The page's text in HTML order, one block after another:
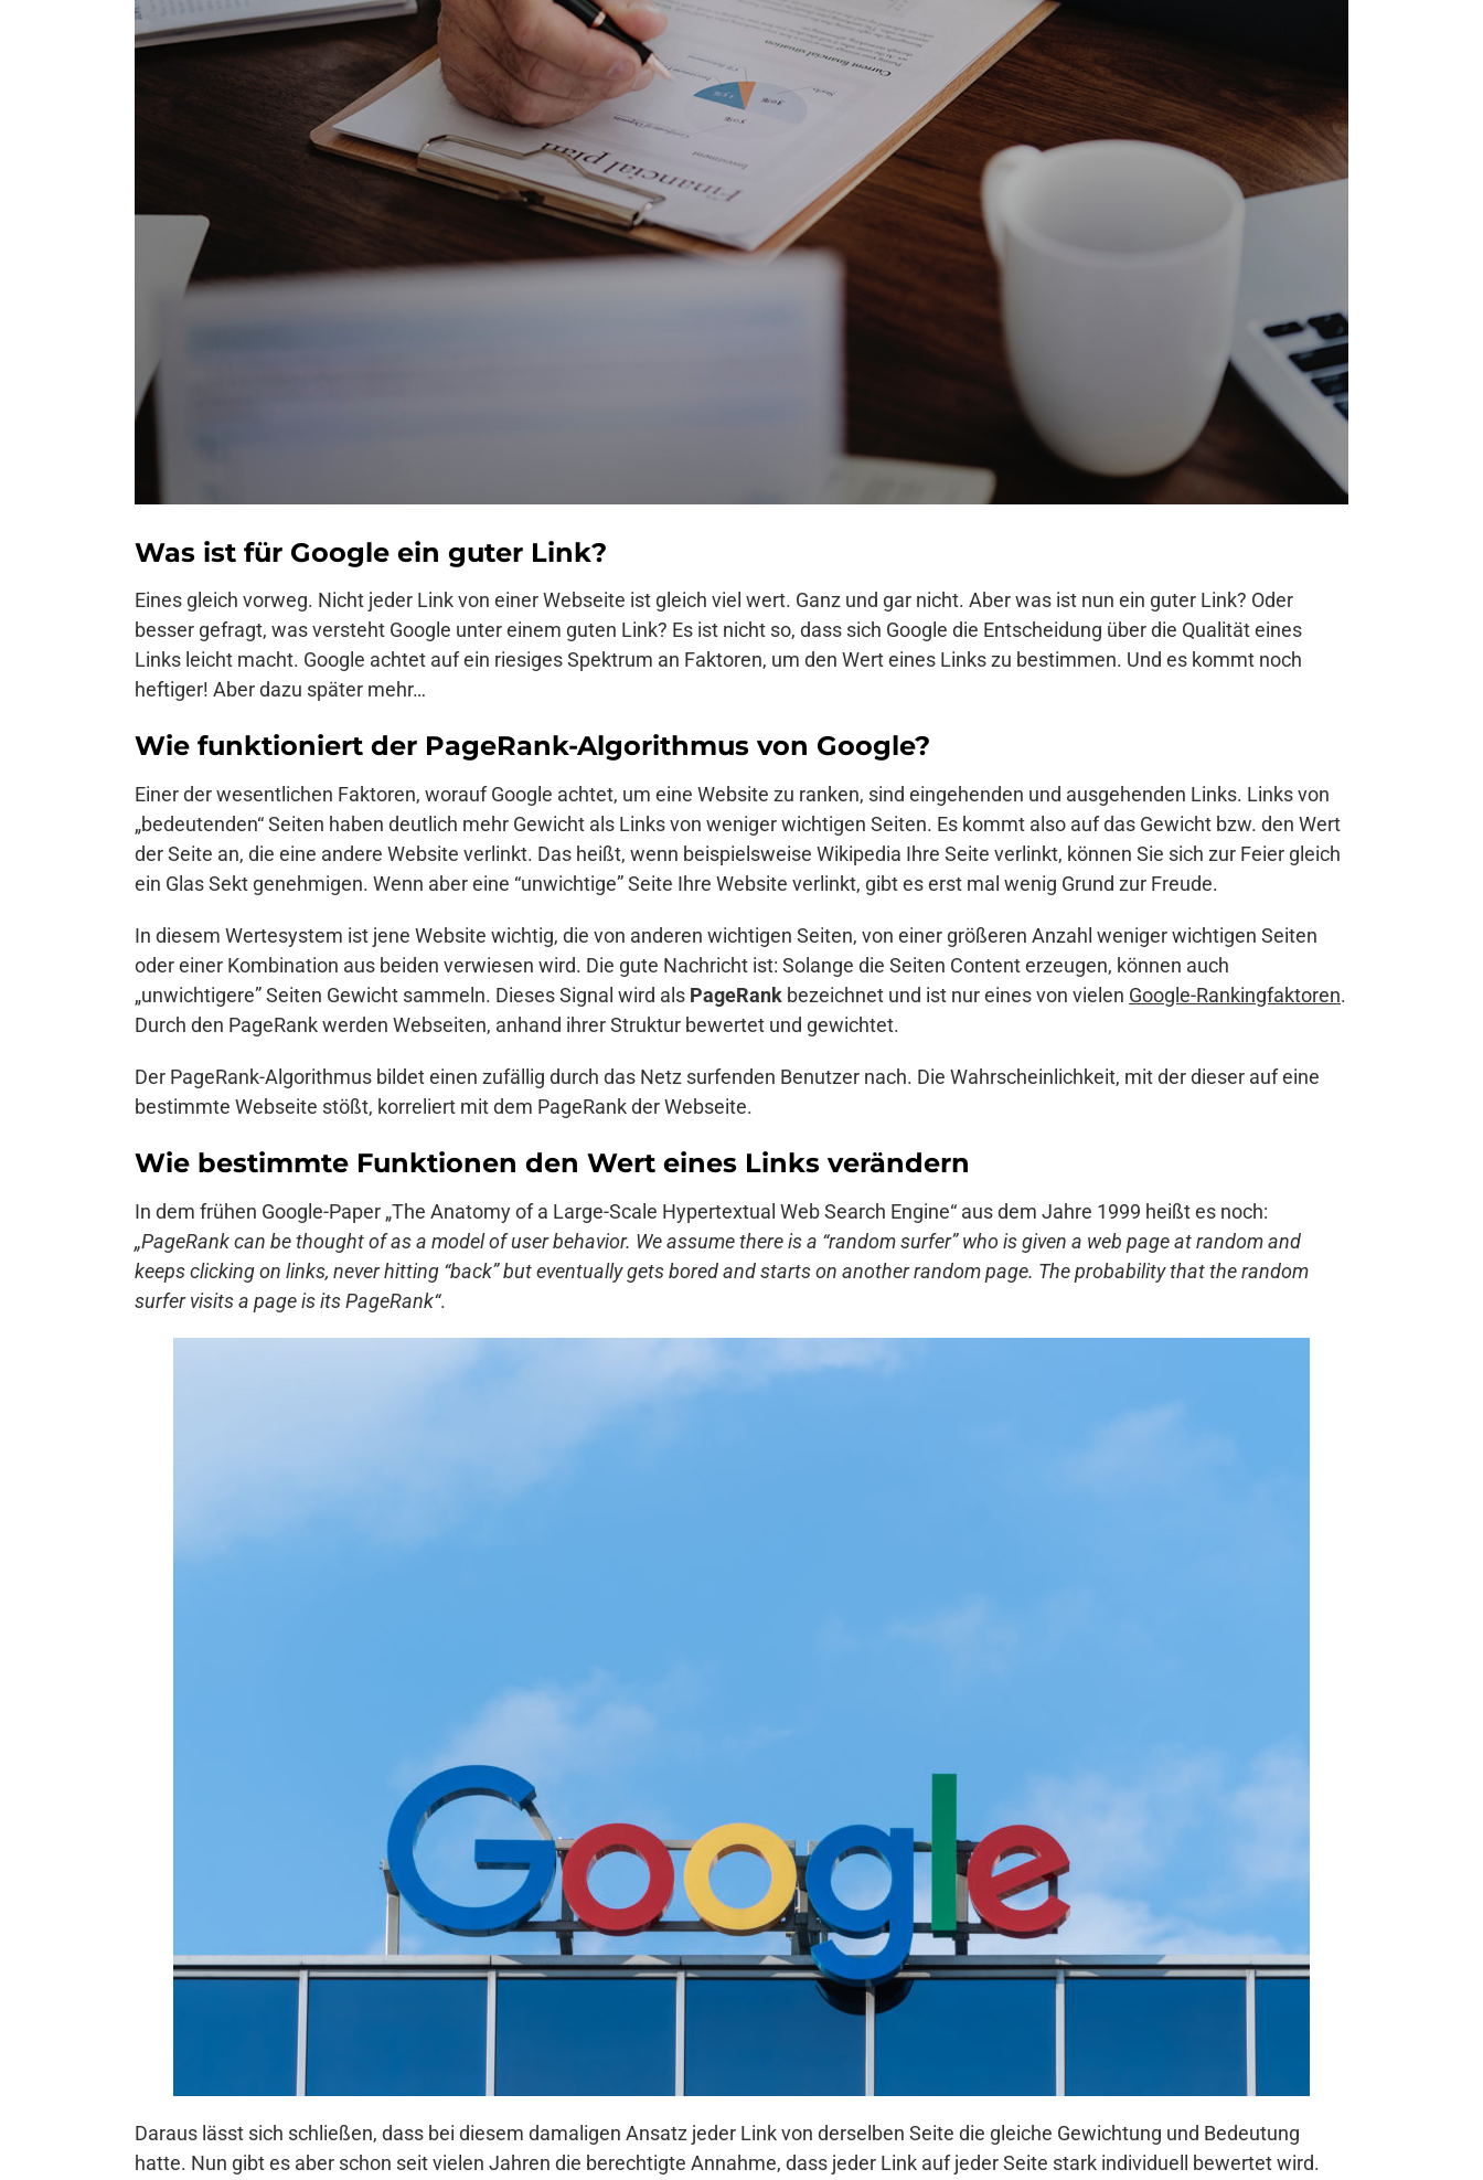
Was ist für Google ein guter Link?
Eines gleich vorweg. Nicht jeder Link von einer Webseite ist gleich viel wert. Ganz und gar nicht. Aber was ist nun ein guter Link? Oder
besser gefragt, was versteht Google unter einem guten Link? Es ist nicht so, dass sich Google die Entscheidung über die Qualität eines
Links leicht macht. Google achtet auf ein riesiges Spektrum an Faktoren, um den Wert eines Links zu bestimmen. Und es kommt noch
heftiger! Aber dazu später mehr…
Wie funktioniert der PageRank-Algorithmus von Google?
Einer der wesentlichen Faktoren, worauf Google achtet, um eine Website zu ranken, sind eingehenden und ausgehenden Links. Links von
„bedeutenden“ Seiten haben deutlich mehr Gewicht als Links von weniger wichtigen Seiten. Es kommt also auf das Gewicht bzw. den Wert
der Seite an, die eine andere Website verlinkt. Das heißt, wenn beispielsweise Wikipedia Ihre Seite verlinkt, können Sie sich zur Feier gleich
ein Glas Sekt genehmigen. Wenn aber eine “unwichtige” Seite Ihre Website verlinkt, gibt es erst mal wenig Grund zur Freude.
In diesem Wertesystem ist jene Website wichtig, die von anderen wichtigen Seiten, von einer größeren Anzahl weniger wichtigen Seiten
oder einer Kombination aus beiden verwiesen wird. Die gute Nachricht ist: Solange die Seiten Content erzeugen, können auch
„unwichtigere” Seiten Gewicht sammeln. Dieses Signal wird als PageRank bezeichnet und ist nur eines von vielen Google-Rankingfaktoren.
Durch den PageRank werden Webseiten, anhand ihrer Struktur bewertet und gewichtet.
Der PageRank-Algorithmus bildet einen zufällig durch das Netz surfenden Benutzer nach. Die Wahrscheinlichkeit, mit der dieser auf eine
bestimmte Webseite stößt, korreliert mit dem PageRank der Webseite.
Wie bestimmte Funktionen den Wert eines Links verändern
In dem frühen Google-Paper „The Anatomy of a Large-Scale Hypertextual Web Search Engine“ aus dem Jahre 1999 heißt es noch:
„PageRank can be thought of as a model of user behavior. We assume there is a “random surfer” who is given a web page at random and
keeps clicking on links, never hitting “back” but eventually gets bored and starts on another random page. The probability that the random
surfer visits a page is its PageRank“.
Daraus lässt sich schließen, dass bei diesem damaligen Ansatz jeder Link von derselben Seite die gleiche Gewichtung und Bedeutung
hatte. Nun gibt es aber schon seit vielen Jahren die berechtigte Annahme, dass jeder Link auf jeder Seite stark individuell bewertet wird.